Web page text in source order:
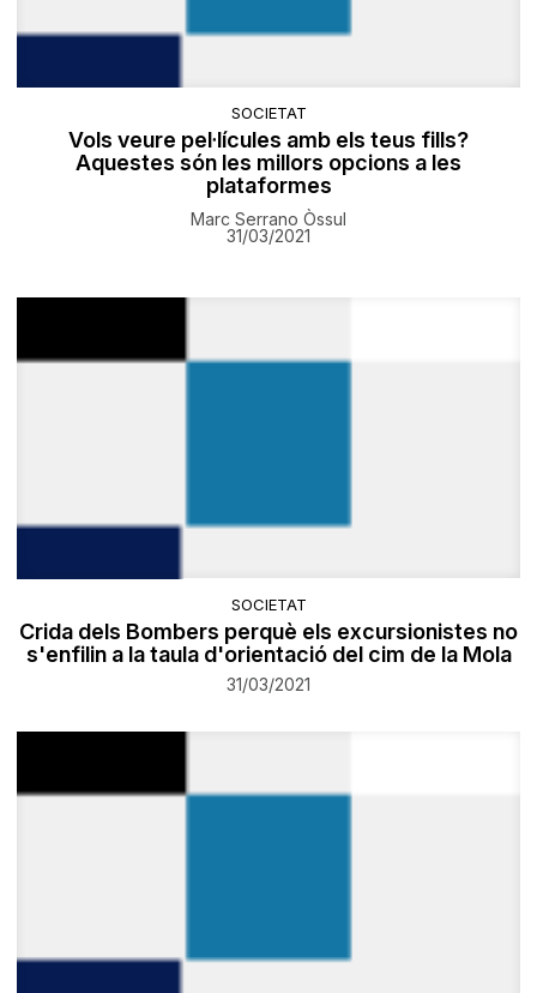
SOCIETAT
Vols veure pel·lícules amb els teus fills?
Aquestes són les millors opcions a les
plataformes
Marc Serrano Òssul
31/03/2021
SOCIETAT
Crida dels Bombers perquè els excursionistes no
s'enfilin a la taula d'orientació del cim de la Mola
31/03/2021